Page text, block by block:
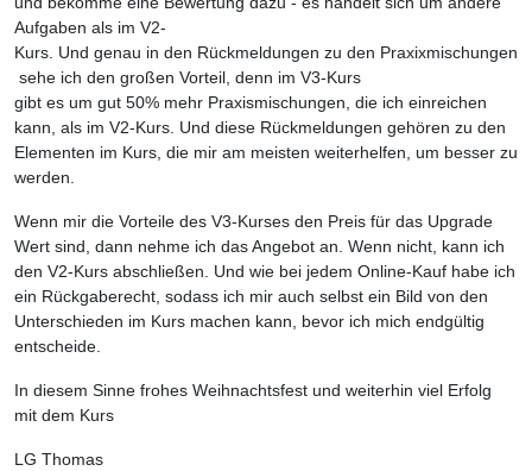
Aufgaben als im V2-
Kurs. Und genau in den Rückmeldungen zu den Praxixmischungen
sehe ich den großen Vorteil, denn im V3-Kurs
gibt es um gut 50% mehr Praxismischungen, die ich einreichen
kann, als im V2-Kurs. Und diese Rückmeldungen gehören zu den
Elementen im Kurs, die mir am meisten weiterhelfen, um besser zu
werden.
Wenn mir die Vorteile des V3-Kurses den Preis für das Upgrade
Wert sind, dann nehme ich das Angebot an. Wenn nicht, kann ich
den V2-Kurs abschließen. Und wie bei jedem Online-Kauf habe ich
ein Rückgaberecht, sodass ich mir auch selbst ein Bild von den
Unterschieden im Kurs machen kann, bevor ich mich endgültig
entscheide.
In diesem Sinne frohes Weihnachtsfest und weiterhin viel Erfolg
mit dem Kurs
LG Thomas